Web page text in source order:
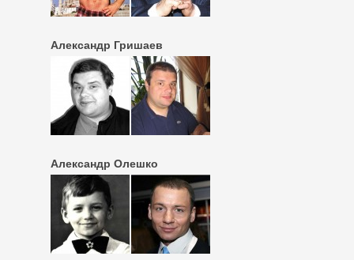
Александр Гришаев
Александр Олешко